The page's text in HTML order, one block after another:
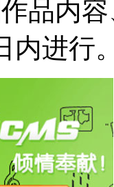
品内
内进行。